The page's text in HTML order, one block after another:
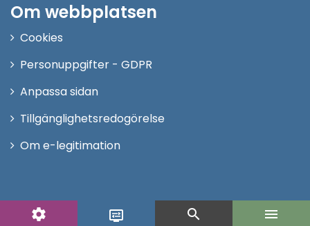
settings display_settings search menu
Om webbplatsen
Cookies
Personuppgifter - GDPR
Anpassa sidan
Tillgänglighetsredogörelse
Om e-legitimation